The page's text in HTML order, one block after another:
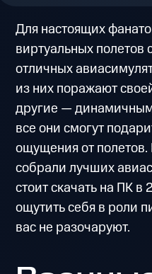
Для настоящих
виртуальных полетов
отличных
из них поражают
другие —
все они смогут
ощущения от полетов.
собрали лучших
стоит скачать на ПК в
ощутить себя в роли
вас не разочаруют.